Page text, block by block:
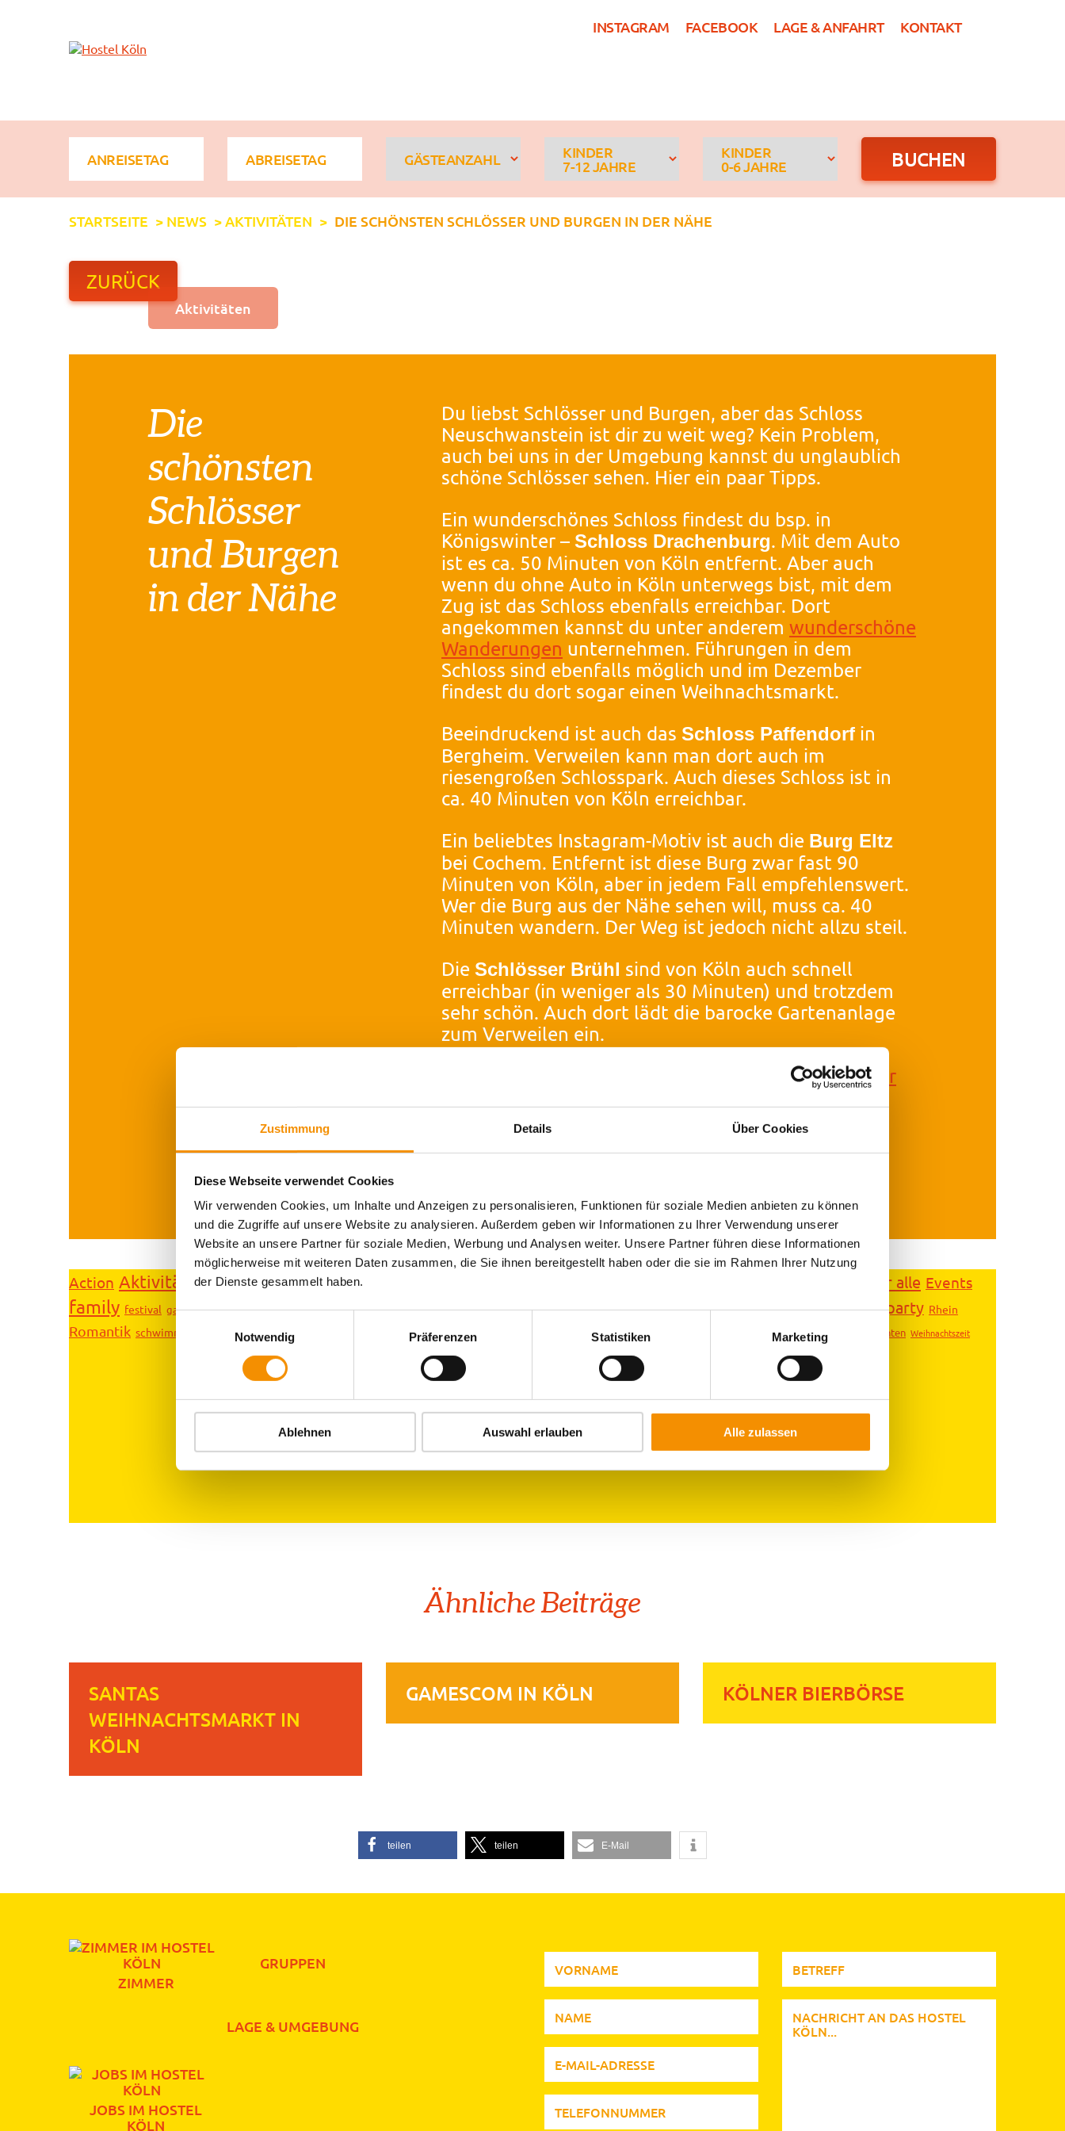
Zustimmung Details Über Cookies
Diese Webseite verwendet Cookies
Wir verwenden Cookies, um Inhalte und Anzeigen zu personalisieren, Funktionen für soziale Medien anbieten zu können
und die Zugriffe auf unsere Website zu analysieren. Außerdem geben wir Informationen zu Ihrer Verwendung unserer
Website an unsere Partner für soziale Medien, Werbung und Analysen weiter. Unsere Partner führen diese Informationen
möglicherweise mit weiteren Daten zusammen, die Sie ihnen bereitgestellt haben oder die sie im Rahmen Ihrer Nutzung
der Dienste gesammelt haben.
Einwilligungsauswahl
Notwendig
Präferenzen Statistiken Marketing
Ablehnen Auswahl erlauben Alle zulassen
INSTAGRAM FACEBOOK LAGE & ANFAHRT KONTAKT
GÄSTEANZAHL KINDER
7-12 JAHRE
KINDER
0-6 JAHRE
STARTSEITE > NEWS >AKTIVITÄTEN > DIE SCHÖNSTEN SCHLÖSSER UND BURGEN IN DER NÄHE
ZURÜCK
Aktivitäten
Die
schönsten
Schlösser
und Burgen
in der Nähe
Du liebst Schlösser und Burgen, aber das Schloss
Neuschwanstein ist dir zu weit weg? Kein Problem,
auch bei uns in der Umgebung kannst du unglaublich
schöne Schlösser sehen. Hier ein paar Tipps.
Ein wunderschönes Schloss findest du bsp. in
Königswinter – Schloss Drachenburg. Mit dem Auto
ist es ca. 50 Minuten von Köln entfernt. Aber auch
wenn du ohne Auto in Köln unterwegs bist, mit dem
Zug ist das Schloss ebenfalls erreichbar. Dort
angekommen kannst du unter anderem wunderschöne
Wanderungen unternehmen. Führungen in dem
Schloss sind ebenfalls möglich und im Dezember
findest du dort sogar einen Weihnachtsmarkt.
Beeindruckend ist auch das Schloss Paffendorf in
Bergheim. Verweilen kann man dort auch im
riesengroßen Schlosspark. Auch dieses Schloss ist in
ca. 40 Minuten von Köln erreichbar.
Ein beliebtes Instagram-Motiv ist auch die Burg Eltz
bei Cochem. Entfernt ist diese Burg zwar fast 90
Minuten von Köln, aber in jedem Fall empfehlenswert.
Wer die Burg aus der Nähe sehen will, muss ca. 40
Minuten wandern. Der Weg ist jedoch nicht allzu steil.
Die Schlösser Brühl sind von Köln auch schnell
erreichbar (in weniger als 30 Minuten) und trotzdem
sehr schön. Auch dort lädt die barocke Gartenanlage
zum Verweilen ein.
noch mehr schöne Schlösser
. Da sieht man, nicht nur Bayern hat
schöne Schlösser.
Action Aktivitäten Aufführungen Belgisches Viertel Essen für alle Events
family festival ganz privat Hostel Köln Karneval kiddys Kreativität Kunst Köln Köln bei Nacht Köln Umgebung lifestyle Messe Messen music party Rhein
Romantik schwimmen Shopping Sightseeing Sport summertime Typisch Köln Veranstaltungen Weihnachten Weihnachtszeit
Ähnliche Beiträge
SANTAS
WEIHNACHTSMARKT IN
KÖLN
GAMESCOM IN KÖLN KÖLNER BIERBÖRSE
teilen teilen E-Mail
ZIMMER
GRUPPEN
LAGE & UMGEBUNG
JOBS IM HOSTEL
KÖLN